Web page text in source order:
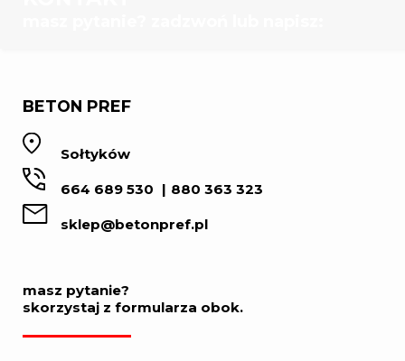
BETON PREF
Sołtyków
664 689 530 880 363 323
sklep@betonpref.pl
masz pytanie?
skorzystaj z formularza obok.